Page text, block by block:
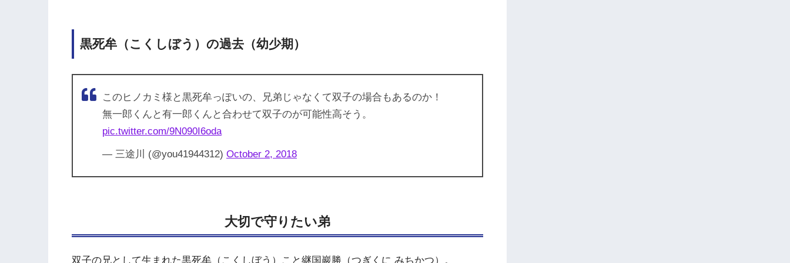
黒死牟（こくしぼう）の過去（幼少期）
このヒノカミ様と黒死牟っぽいの、兄弟じゃなくて双子の場合もあるのか！
無一郎くんと有一郎くんと合わせて双子のが可能性高そう。
pic.twitter.com/9N090I6oda
— 三途川 (@you41944312) October 2, 2018
大切で守りたい弟
双子の兄として生まれた黒死牟（こくしぼう）こと継国巖勝（つぎくに みちかつ）。